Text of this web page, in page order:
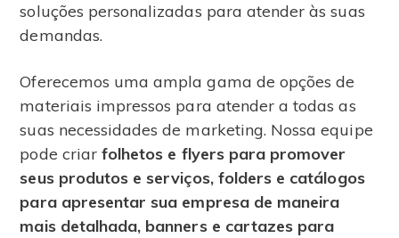
soluções personalizadas para atender às suas
demandas.
Oferecemos uma ampla gama de opções de
materiais impressos para atender a todas as
suas necessidades de marketing. Nossa equipe
pode criar folhetos e flyers para promover
seus produtos e serviços, folders e catálogos
para apresentar sua empresa de maneira
mais detalhada, banners e cartazes para